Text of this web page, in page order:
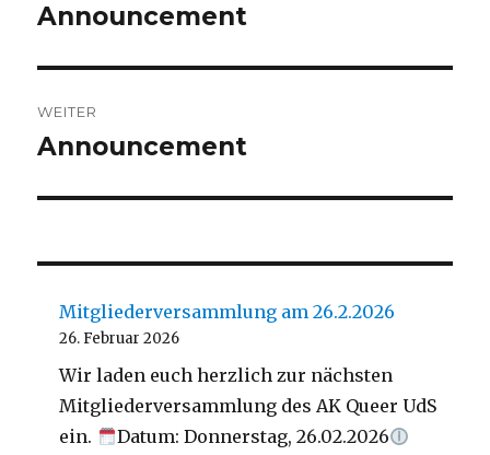
Vorheriger
Announcement
WEITER
Nächster
Announcement
Mitgliederversammlung am 26.2.2026
26. Februar 2026
Wir laden euch herzlich zur nächsten
Mitgliederversammlung des AK Queer UdS
ein.
Datum: Donnerstag, 26.02.2026